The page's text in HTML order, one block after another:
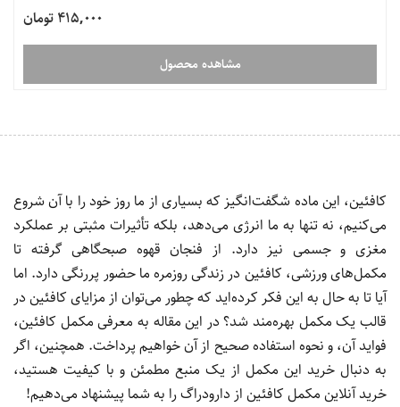
415,000 تومان
مشاهده محصول
کافئین، این ماده شگفت‌انگیز که بسیاری از ما روز خود را با آن شروع
می‌کنیم، نه تنها به ما انرژی می‌دهد، بلکه تأثیرات مثبتی بر عملکرد
مغزی و جسمی نیز دارد. از فنجان قهوه صبحگاهی گرفته تا
مکمل‌های ورزشی، کافئین در زندگی روزمره‌ ما حضور پررنگی دارد. اما
آیا تا به حال به این فکر کرده‌اید که چطور می‌توان از مزایای کافئین در
قالب یک مکمل بهره‌مند شد؟ در این مقاله به معرفی مکمل کافئین،
فواید آن، و نحوه استفاده صحیح از آن خواهیم پرداخت. همچنین، اگر
به دنبال خرید این مکمل از یک منبع مطمئن و با کیفیت هستید،
خرید آنلاین مکمل کافئین از دارودراگ را به شما پیشنهاد می‌دهیم!